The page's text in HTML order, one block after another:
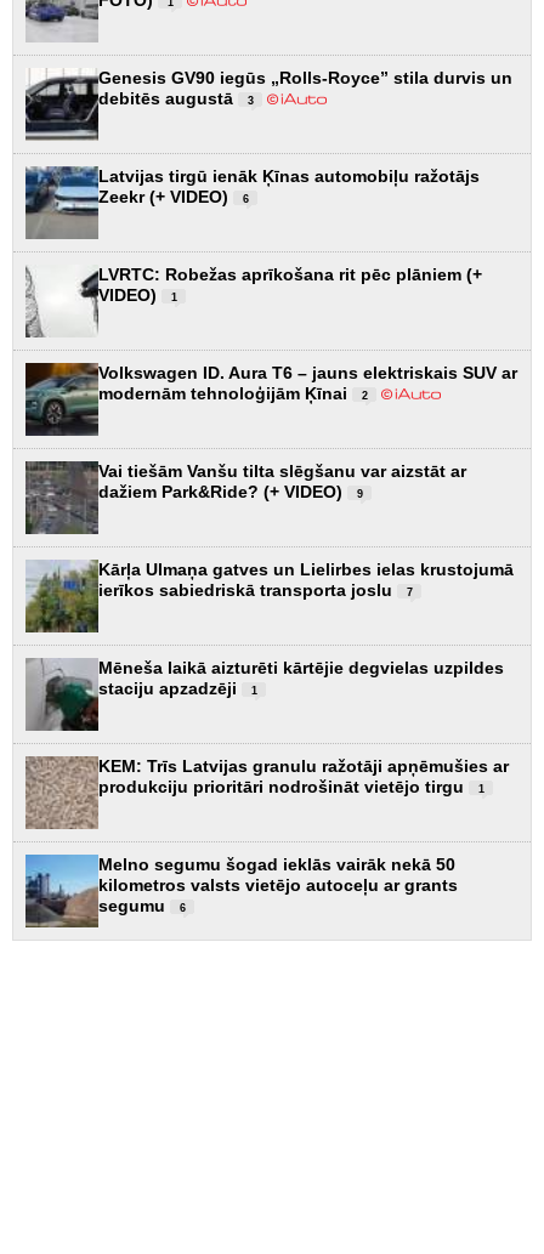
1
Genesis GV90 iegūs „Rolls-Royce” stila durvis un
debitēs augustā
3
Latvijas tirgū ienāk Ķīnas automobiļu ražotājs
Zeekr (+ VIDEO)
6
LVRTC: Robežas aprīkošana rit pēc plāniem (+
VIDEO)
1
Volkswagen ID. Aura T6 – jauns elektriskais SUV ar
modernām tehnoloģijām Ķīnai
2
Vai tiešām Vanšu tilta slēgšanu var aizstāt ar
dažiem Park&Ride? (+ VIDEO)
9
Kārļa Ulmaņa gatves un Lielirbes ielas krustojumā
ierīkos sabiedriskā transporta joslu
7
Mēneša laikā aizturēti kārtējie degvielas uzpildes
staciju apzadzēji
1
KEM: Trīs Latvijas granulu ražotāji apņēmušies ar
produkciju prioritāri nodrošināt vietējo tirgu
1
Melno segumu šogad ieklās vairāk nekā 50
kilometros valsts vietējo autoceļu ar grants
segumu
6